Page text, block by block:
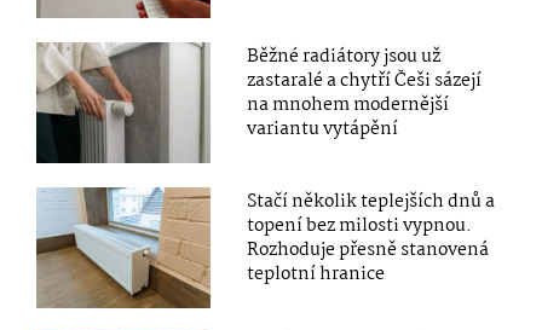
Běžné radiátory jsou už
zastaralé a chytří Češi sázejí
na mnohem modernější
variantu vytápění
Stačí několik teplejších dnů a
topení bez milosti vypnou.
Rozhoduje přesně stanovená
teplotní hranice